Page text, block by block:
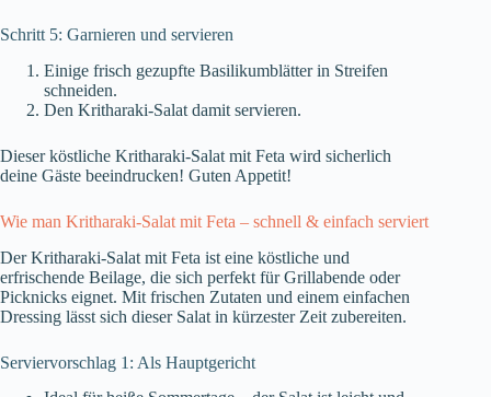
Schritt 5: Garnieren und servieren
Einige frisch gezupfte Basilikumblätter in Streifen
schneiden.
Den Kritharaki-Salat damit servieren.
Dieser köstliche Kritharaki-Salat mit Feta wird sicherlich
deine Gäste beeindrucken! Guten Appetit!
Wie man Kritharaki-Salat mit Feta – schnell & einfach serviert
Der Kritharaki-Salat mit Feta ist eine köstliche und
erfrischende Beilage, die sich perfekt für Grillabende oder
Picknicks eignet. Mit frischen Zutaten und einem einfachen
Dressing lässt sich dieser Salat in kürzester Zeit zubereiten.
Serviervorschlag 1: Als Hauptgericht